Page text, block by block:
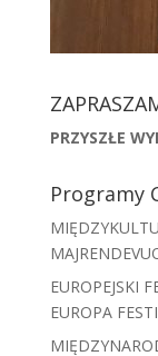
PRZYSZŁE
Programy
EUROPEJSKI
EUROPA